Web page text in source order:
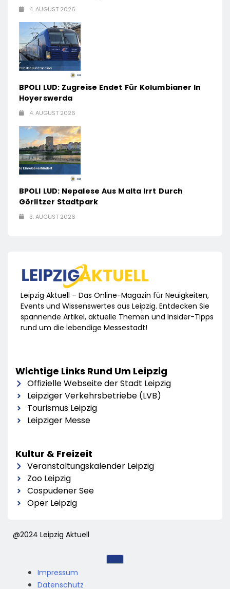
4. AUGUST 2026
BPOLI LUD: Zugreise Endet Für Kolumbianer In
Hoyerswerda
4. AUGUST 2026
BPOLI LUD: Nepalese Aus Malta Irrt Durch
Görlitzer Stadtpark
3. AUGUST 2026
Leipzig Aktuell – Das Online-Magazin für Neuigkeiten,
Events und Wissenswertes aus Leipzig. Entdecken Sie
spannende Artikel, aktuelle Themen und Insider-Tipps
rund um die lebendige Messestadt!
Wichtige Links Rund Um Leipzig
Offizielle Webseite der Stadt Leipzig
Leipziger Verkehrsbetriebe (LVB)
Tourismus Leipzig
Leipziger Messe
Kultur & Freizeit
Veranstaltungskalender Leipzig
Zoo Leipzig
Cospudener See
Oper Leipzig
@2024 Leipzig Aktuell
Impressum
Datenschutz